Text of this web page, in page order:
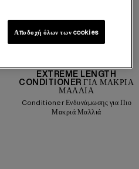
EXTREME LENGTH
CONDITIONER ΓΙΑ ΜΑΚΡΙΆ
ΜΑΛΛΙΆ
Conditioner Ενδυνάμωσης για Πιο
Μακριά Μαλλιά
Αποδοχή όλων των cookies